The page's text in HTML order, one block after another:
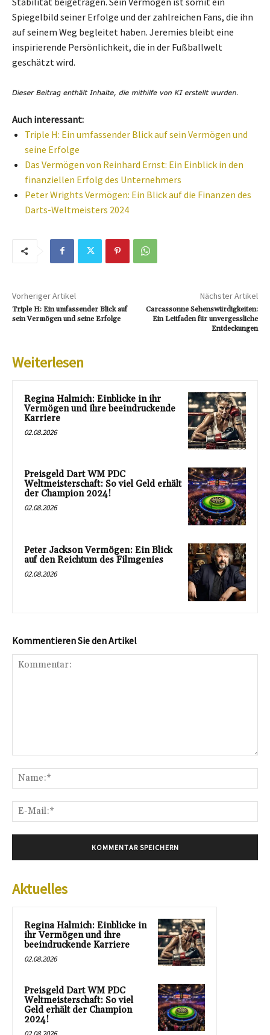
Spiegelbild seiner Erfolge und der zahlreichen Fans, die ihn
auf seinem Weg begleitet haben. Jeremies bleibt eine
inspirierende Persönlichkeit, die in der Fußballwelt
geschätzt wird.
Auch interessant:
Triple H: Ein umfassender Blick auf sein Vermögen und
seine Erfolge
Das Vermögen von Reinhard Ernst: Ein Einblick in den
finanziellen Erfolg des Unternehmers
Peter Wrights Vermögen: Ein Blick auf die Finanzen des
Darts-Weltmeisters 2024
Vorheriger Artikel
Triple H: Ein umfassender Blick auf
sein Vermögen und seine Erfolge
Nächster Artikel
Carcassonne Sehenswürdigkeiten:
Ein Leitfaden für unvergessliche
Entdeckungen
Weiterlesen
Regina Halmich: Einblicke in ihr
Vermögen und ihre beeindruckende
Karriere
02.08.2026
Preisgeld Dart WM PDC
Weltmeisterschaft: So viel Geld erhält
der Champion 2024!
02.08.2026
Peter Jackson Vermögen: Ein Blick
auf den Reichtum des Filmgenies
02.08.2026
Kommentieren Sie den Artikel
Aktuelles
Regina Halmich: Einblicke in
ihr Vermögen und ihre
beeindruckende Karriere
02.08.2026
Preisgeld Dart WM PDC
Weltmeisterschaft: So viel
Geld erhält der Champion
2024!